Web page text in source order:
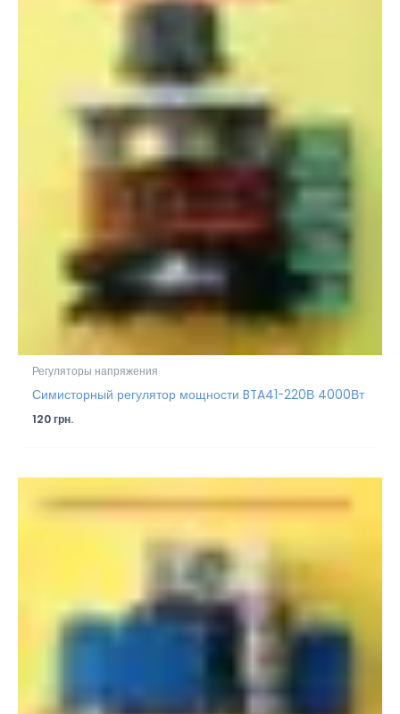
Регуляторы напряжения
Симисторный регулятор мощности BTA41-220В 4000Вт
120грн.